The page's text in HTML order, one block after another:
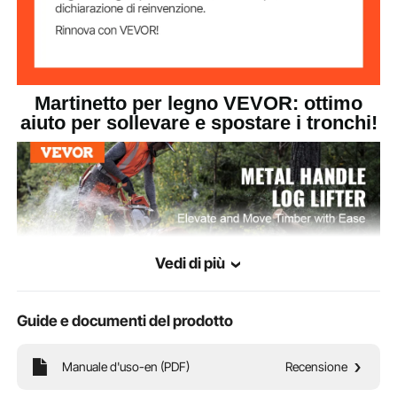
Dimensioni del
50 x 9,84 x 19,29 pollici /
Martinetto per legno VEVOR: ottimo
aiuto per sollevare e spostare i tronchi!
Vedi di più
Guide e documenti del prodotto
Manuale d'uso-en (PDF) Recensione